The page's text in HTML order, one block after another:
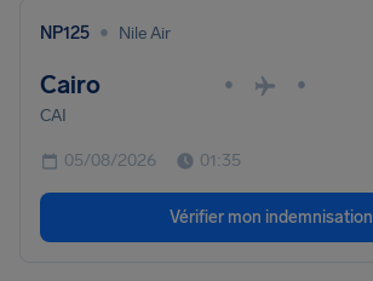
NP125 • Nile Air
Cairo • •
CAI
05/08/2026 01:35
Vérifier mon indemnisation